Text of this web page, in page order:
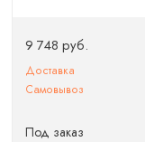
9 748 руб.
Доставка
Самовывоз
Под заказ